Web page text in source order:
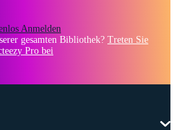
Anmelden
gesamten Bibliothek? Treten Sie
Pro bei